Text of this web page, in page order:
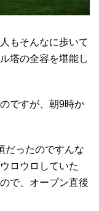
もそんなに歩いて
塔の全容を堪能し
ですが、朝9時か
だったのですんな
ロウロしていた
で、オープン直後